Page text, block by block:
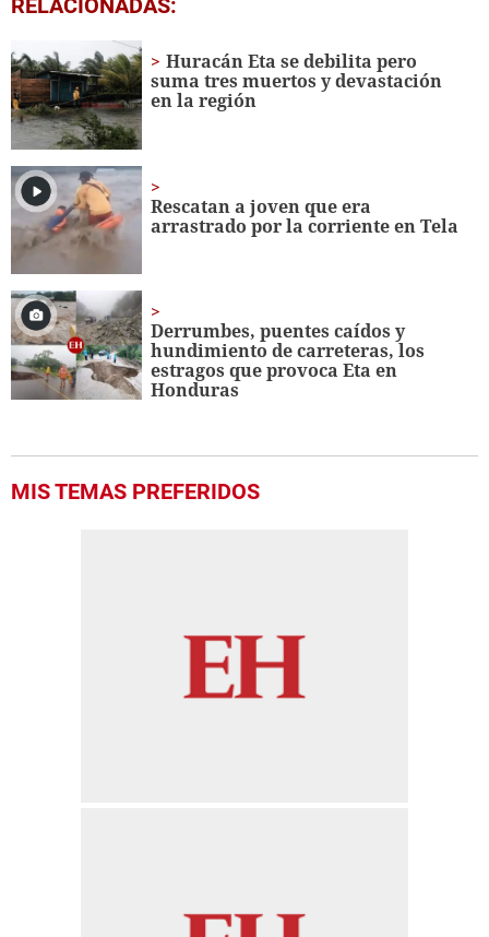
seconds
1
minute,
7
seconds
Huracán Eta se debilita pero
suma tres muertos y devastación
en la región
Rescatan a joven que era
arrastrado por la corriente en Tela
Derrumbes, puentes caídos y
hundimiento de carreteras, los
estragos que provoca Eta en
Honduras
MIS TEMAS PREFERIDOS